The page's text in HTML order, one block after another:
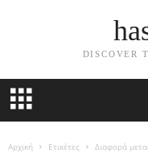
DISCOVER
Αρχική Ετικέτες Διαφορά